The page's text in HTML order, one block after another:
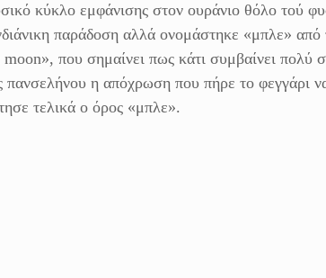
κύκλο εμφάνισης στον ουράνιο θόλο τού
παράδοση αλλά ονομάστηκε «μπλε» από
που σημαίνει πως κάτι συμβαίνει πολύ
η απόχρωση που πήρε το φεγγάρι
τελικά ο όρος «μπλε».